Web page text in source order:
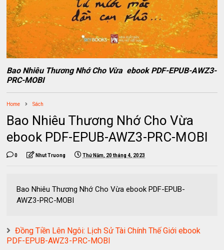
Bao Nhiêu Thương Nhớ Cho Vừa ebook PDF-EPUB-AWZ3-
PRC-MOBI
Home Sách
Bao Nhiêu Thương Nhớ Cho Vừa
ebook PDF-EPUB-AWZ3-PRC-MOBI
0 Nhut Truong Thứ Năm, 20 tháng 4, 2023
Bao Nhiêu Thương Nhớ Cho Vừa ebook PDF-EPUB-
AWZ3-PRC-MOBI
Đồng Tiền Lên Ngôi: Lịch Sử Tài Chính Thế Giới ebook
PDF-EPUB-AWZ3-PRC-MOBI